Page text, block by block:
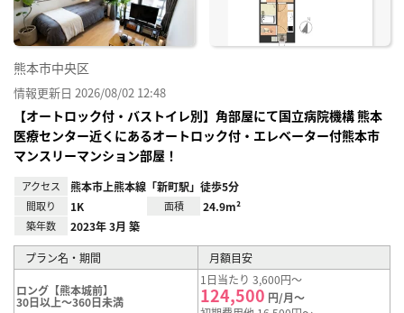
熊本市中央区
情報更新日 2026/08/02 12:48
【オートロック付・バストイレ別】角部屋にて国立病院機構 熊本
医療センター近くにあるオートロック付・エレベーター付熊本市
マンスリーマンション部屋！
アクセス 熊本市上熊本線「新町駅」徒歩5分
間取り 1K 面積 24.9m²
築年数 2023年 3月 築
プラン名・期間 月額目安
ロング【熊本城前】
30日以上～360日未満
1日当たり 3,600円～
124,500 円/月～